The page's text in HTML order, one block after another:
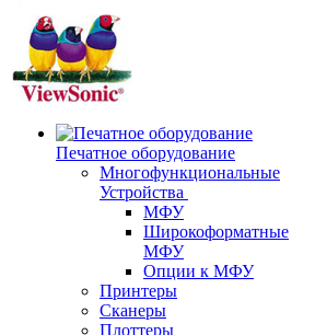
Печатное оборудование
Многофункциональные
Устройства
МФУ
Широкоформатные
МФУ
Опции к МФУ
Принтеры
Сканеры
Плоттеры